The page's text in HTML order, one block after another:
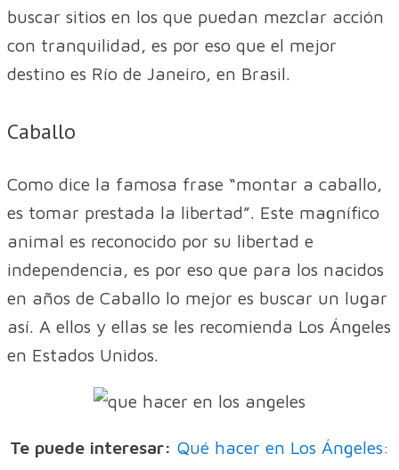
buscar sitios en los que puedan mezclar acción
con tranquilidad, es por eso que el mejor
destino es Río de Janeiro, en Brasil.
Caballo
Como dice la famosa frase “montar a caballo,
es tomar prestada la libertad”. Este magnífico
animal es reconocido por su libertad e
independencia, es por eso que para los nacidos
en años de Caballo lo mejor es buscar un lugar
así. A ellos y ellas se les recomienda Los Ángeles
en Estados Unidos.
Te puede interesar: Qué hacer en Los Ángeles: